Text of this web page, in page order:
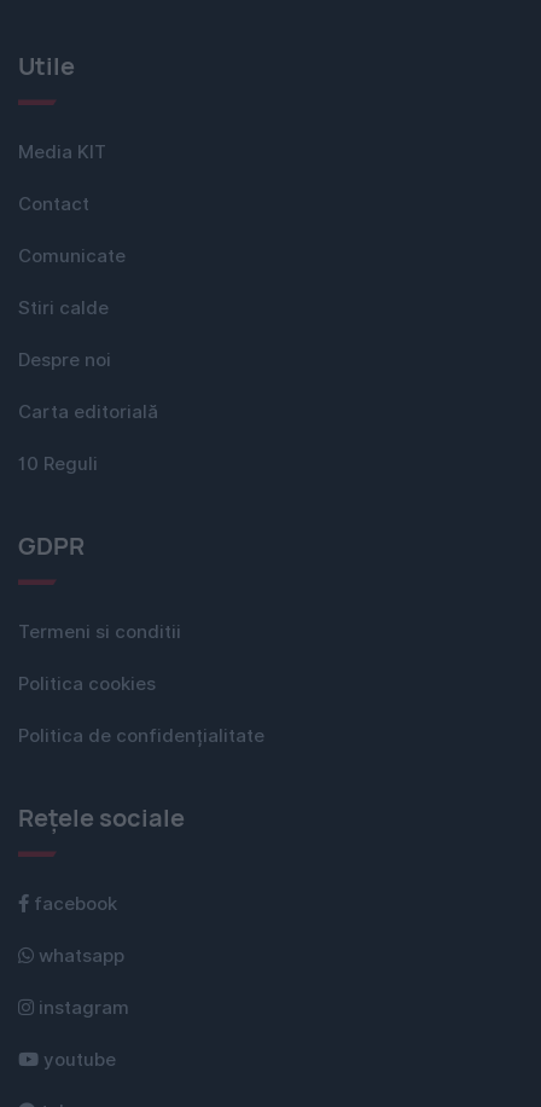
Utile
Media KIT
Contact
Comunicate
Stiri calde
Despre noi
Carta editorială
10 Reguli
GDPR
Termeni si conditii
Politica cookies
Politica de confidențialitate
Rețele sociale
facebook
whatsapp
instagram
youtube